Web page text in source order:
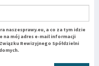
naszesprawy.eu, a co za tym idzie
na mój adres e-mail informacji
Rewizyjnego Spółdzielni